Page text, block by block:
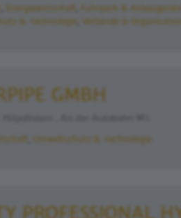
Energiewirtschaft Fuhrpark & Anbaugeräte
& -technologie
Verbände &
GMBH
Umweltschutz & -technologie
PROFESSIONAL